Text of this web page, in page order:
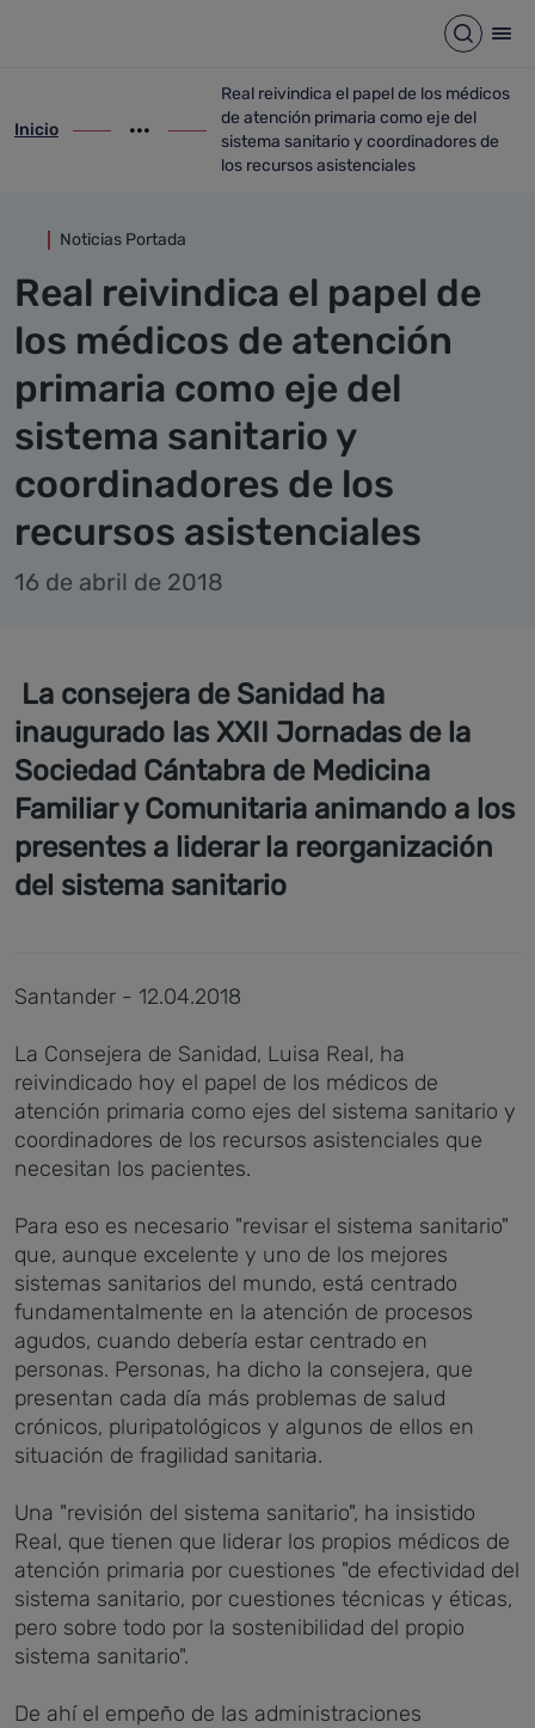
Abrir
ir-a inicio
Inicio
Mostrar opciones del camino de migas
ir-a Real reivindica el papel de los
Real reivindica el papel de los médicos
de atención primaria como eje del
sistema sanitario y coordinadores de
los recursos asistenciales
Noticias Portada
Real reivindica el papel de
los médicos de atención
primaria como eje del
sistema sanitario y
coordinadores de los
recursos asistenciales
16 de abril de 2018
La consejera de Sanidad ha
inaugurado las XXII Jornadas de la
Sociedad Cántabra de Medicina
Familiar y Comunitaria animando a los
presentes a liderar la reorganización
del sistema sanitario
Santander - 12.04.2018
La Consejera de Sanidad, Luisa Real, ha
reivindicado hoy el papel de los médicos de
atención primaria como ejes del sistema sanitario y
coordinadores de los recursos asistenciales que
necesitan los pacientes.
Para eso es necesario "revisar el sistema sanitario"
que, aunque excelente y uno de los mejores
sistemas sanitarios del mundo, está centrado
fundamentalmente en la atención de procesos
agudos, cuando debería estar centrado en
personas. Personas, ha dicho la consejera, que
presentan cada día más problemas de salud
crónicos, pluripatológicos y algunos de ellos en
situación de fragilidad sanitaria.
Una "revisión del sistema sanitario", ha insistido
Real, que tienen que liderar los propios médicos de
atención primaria por cuestiones "de efectividad del
sistema sanitario, por cuestiones técnicas y éticas,
pero sobre todo por la sostenibilidad del propio
sistema sanitario".
De ahí el empeño de las administraciones